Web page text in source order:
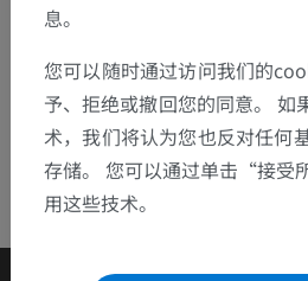
息。
您可以随时通过访问我们的
予、拒绝或撤回您的同意。 如
术，我们将认为您也反对任何
存储。 您可以通过单击“接
用这些技术。